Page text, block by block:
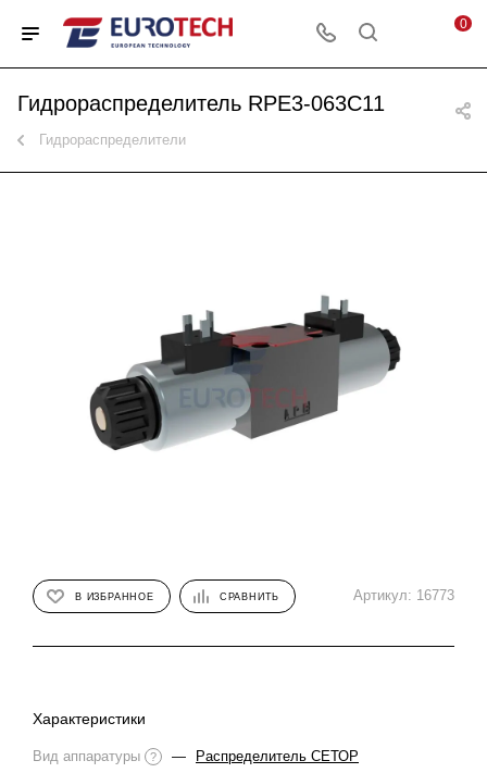
0
Гидрораспределитель RPE3-063C11
Гидрораспределители
В ИЗБРАННОЕ СРАВНИТЬ Артикул: 16773
Характеристики
Вид аппаратуры ? —
Распределитель СЕТОР